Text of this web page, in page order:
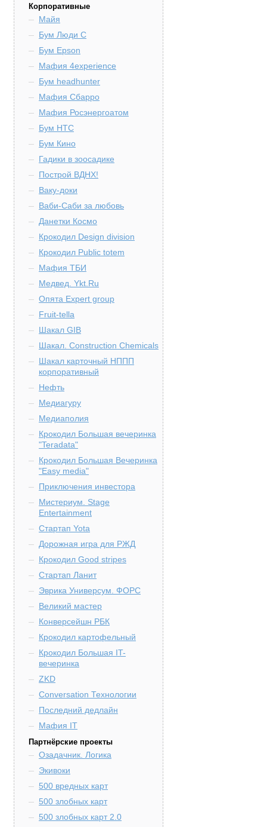
Корпоративные
Майя
Бум Люди С
Бум Epson
Мафия 4experience
Бум headhunter
Мафия Сбарро
Мафия Росэнергоатом
Бум HTC
Бум Кино
Гадики в зоосадике
Построй ВДНХ!
Ваку-доки
Ваби-Саби за любовь
Данетки Космо
Крокодил Design division
Крокодил Public totem
Мафия ТБИ
Медвед. Ykt.Ru
Опята Expert group
Fruit-tella
Шакал GIB
Шакал. Construction Chemicals
Шакал карточный НППП
корпоративный
Нефть
Медиагуру
Медиаполия
Крокодил Большая вечеринка
"Teradata"
Крокодил Большая Вечеринка
"Easy media"
Приключения инвестора
Мистериум. Stage
Entertainment
Стартап Yota
Дорожная игра для РЖД
Крокодил Good stripes
Стартап Ланит
Эврика Универсум. ФОРС
Великий мастер
Конверсейшн РБК
Крокодил картофельный
Крокодил Большая IT-
вечеринка
ZKD
Conversation Технологии
Последний дедлайн
Мафия IT
Партнёрские проекты
Озадачник. Логика
Экивоки
500 вредных карт
500 злобных карт
500 злобных карт 2.0